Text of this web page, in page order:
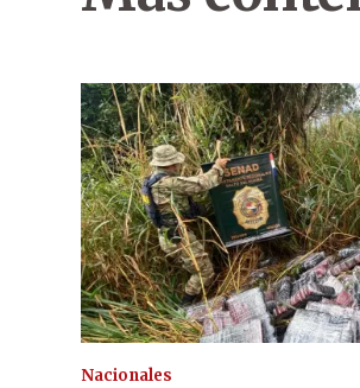
Nacionales